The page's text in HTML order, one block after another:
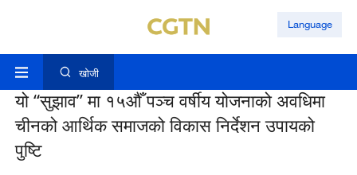
Language
खोजी
यो “सुझाव” मा १५औँ पञ्च वर्षीय योजनाको अवधिमा
चीनको आर्थिक समाजको विकास निर्देशन उपायको
पुष्टि